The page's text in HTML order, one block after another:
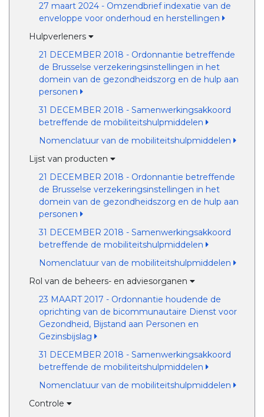
27 maart 2024 - Omzendbrief indexatie van de
enveloppe voor onderhoud en herstellingen
Hulpverleners
21 DECEMBER 2018 - Ordonnantie betreffende
de Brusselse verzekeringsinstellingen in het
domein van de gezondheidszorg en de hulp aan
personen
31 DECEMBER 2018 - Samenwerkingsakkoord
betreffende de mobiliteitshulpmiddelen
Nomenclatuur van de mobiliteitshulpmiddelen
Lijst van producten
21 DECEMBER 2018 - Ordonnantie betreffende
de Brusselse verzekeringsinstellingen in het
domein van de gezondheidszorg en de hulp aan
personen
31 DECEMBER 2018 - Samenwerkingsakkoord
betreffende de mobiliteitshulpmiddelen
Nomenclatuur van de mobiliteitshulpmiddelen
Rol van de beheers- en adviesorganen
23 MAART 2017 - Ordonnantie houdende de
oprichting van de bicommunautaire Dienst voor
Gezondheid, Bijstand aan Personen en
Gezinsbijslag
31 DECEMBER 2018 - Samenwerkingsakkoord
betreffende de mobiliteitshulpmiddelen
Nomenclatuur van de mobiliteitshulpmiddelen
Controle